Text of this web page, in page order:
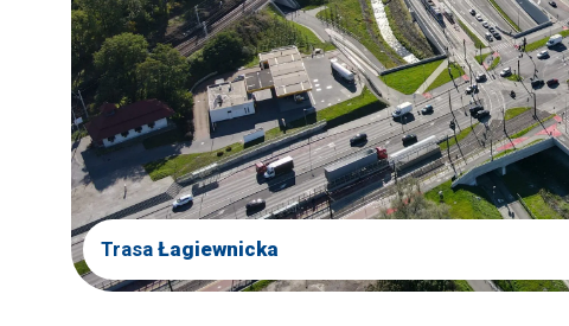
Trasa Łagiewnicka